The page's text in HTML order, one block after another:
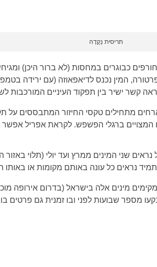
תריסית נְקֻדָה
חורפים כבוגרים במחסות (לא ברור היכן)
המין נכנס לדיאפאוזה (עם ירידה
קשר ישיר בין תפקוד העיניים המורכבות
מתחילים טקסי החיזור המתבססים על
המצויים ברגלי הפשפש. לקראת אפריל
נראים שני המינים ממרץ ועד יולי (תלוי
נראים כל עונה באותם מקומות או באותו
מספר שבועות לפני ובו זמנית גם פרטים